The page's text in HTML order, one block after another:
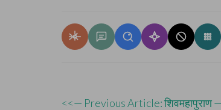
<<— Previous Article: शिवमहापुराण